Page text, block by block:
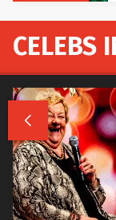
CELEBS
